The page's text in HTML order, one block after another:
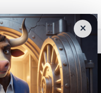
×
na internetových stránkách
a důvěryhodných zdrojů. Při